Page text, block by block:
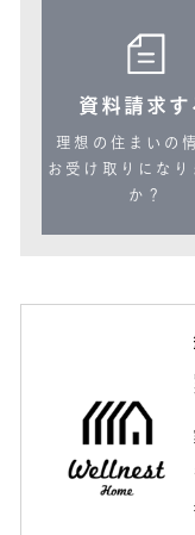
資料請求す
理想の住まいの
お受け取りになり
か？